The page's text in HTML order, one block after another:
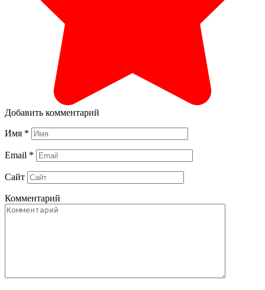
Добавить комментарий
Имя *
Email *
Сайт
Комментарий